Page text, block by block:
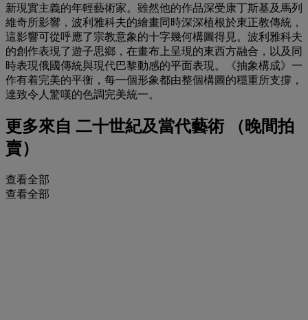
新現實主義的年輕藝術家。雖然他的作品深受康丁斯基及馬列
維奇所影響，波利雅科夫的繪畫同時深深植根於東正教傳統，
這影響可從呼應了宗教意象的十字幾何構圖得見。波利雅科夫
的創作表現了遊子思鄉，在畫布上呈現的東西方融合，以及同
時表現俄國傳統與現代巴黎動感的平面表現。《抽象構成》一
作有着完美的平衡，每一個形象都由整個構圖的穩重所支撐，
達致令人驚嘆的色調完美統一。
更多來自 二十世紀及當代藝術 （晚間拍
賣）
查看全部
查看全部